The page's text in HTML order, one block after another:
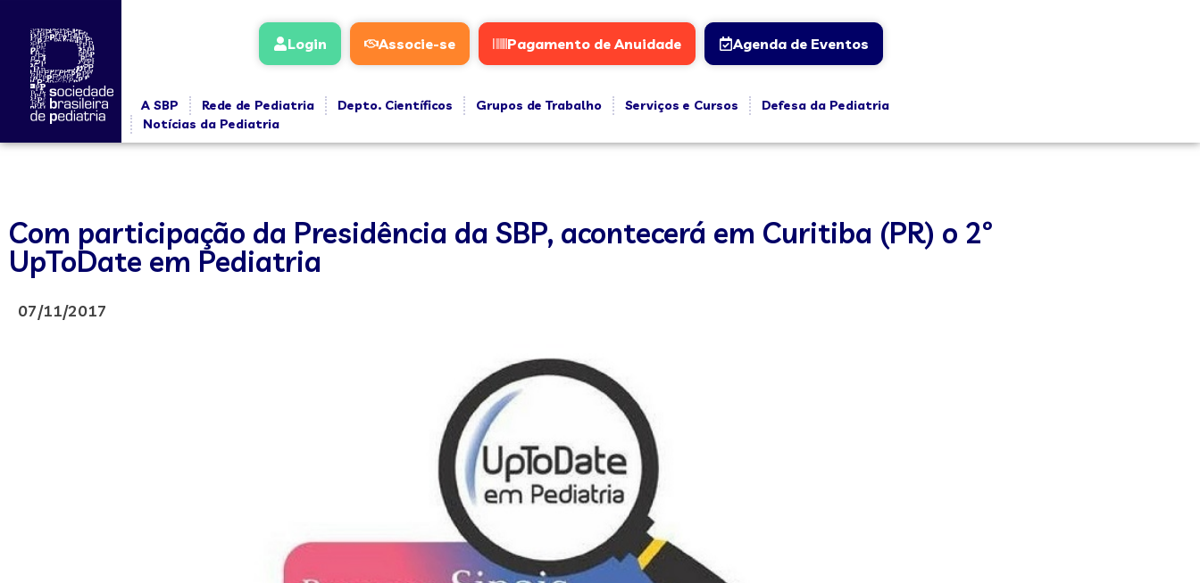
Login Associe-se Pagamento de Anuidade Agenda de Eventos
A SBP Rede de Pediatria Depto. Científicos Grupos de Trabalho Serviços e Cursos
Defesa da Pediatria
Notícias da Pediatria
Com participação da Presidência da SBP, acontecerá em Curitiba (PR) o 2º
UpToDate em Pediatria
07/11/2017